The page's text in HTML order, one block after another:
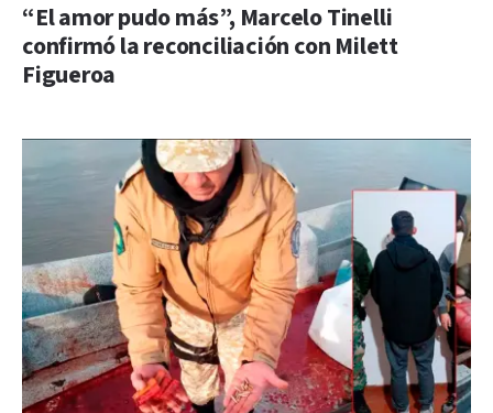
“El amor pudo más”, Marcelo Tinelli
confirmó la reconciliación con Milett
Figueroa